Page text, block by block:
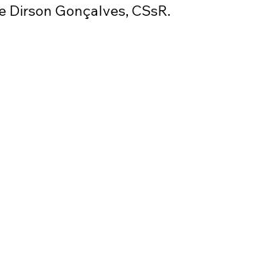
Dirson Gonçalves, CSsR.